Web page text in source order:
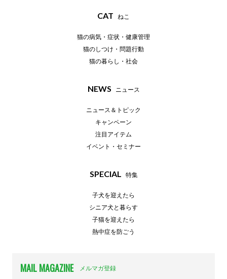
CAT ねこ
猫の病気・症状・健康管理
猫のしつけ・問題行動
猫の暮らし・社会
NEWS ニュース
ニュース＆トピック
キャンペーン
注目アイテム
イベント・セミナー
SPECIAL 特集
子犬を迎えたら
シニア犬と暮らす
子猫を迎えたら
熱中症を防ごう
MAIL MAGAZINE メルマガ登録